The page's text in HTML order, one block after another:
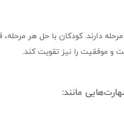
چند مرحله دارند. کودکان با حل
و موفقیت را نیز تقویت کند.
مانند: